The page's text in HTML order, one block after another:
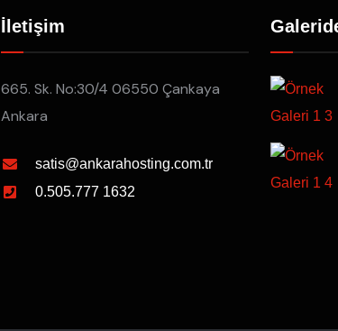
İletişim
665. Sk. No:30/4 06550 Çankaya
Ankara
satis@ankarahosting.com.tr
0.505.777 1632